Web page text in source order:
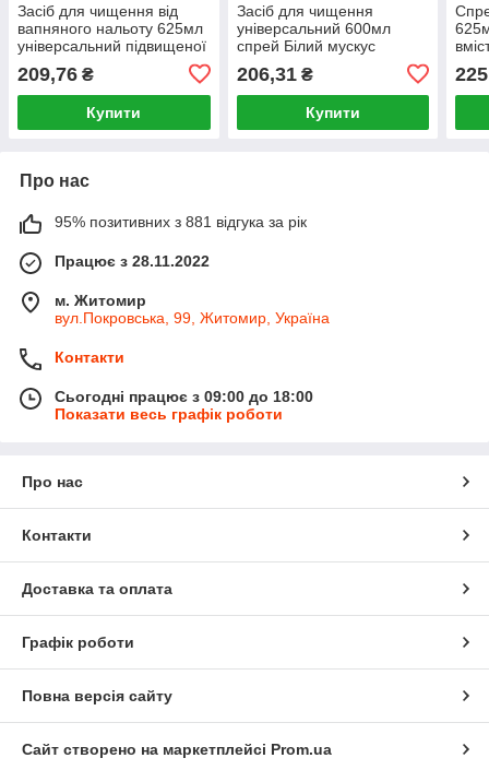
Засіб для чищення від
вапняного нальоту 625мл
універсальний підвищеної
ChanteClair
209,76 ₴
Купити
Засіб для чищення
універсальний 600мл
спрей Білий мускус
206,31₴
Купити
Про нас
95% позитивних з 881 відгука за рік
Працює з 28.11.2022
м. Житомир
вул.Покровська, 99, Житомир, Україна
Контакти
Сьогодні працює з 09:00 до 18:00
Показати весь графік роботи
Про нас
Контакти
Доставка та оплата
Графік роботи
Повна версія сайту
Сайт створено на маркетплейсі Prom.ua